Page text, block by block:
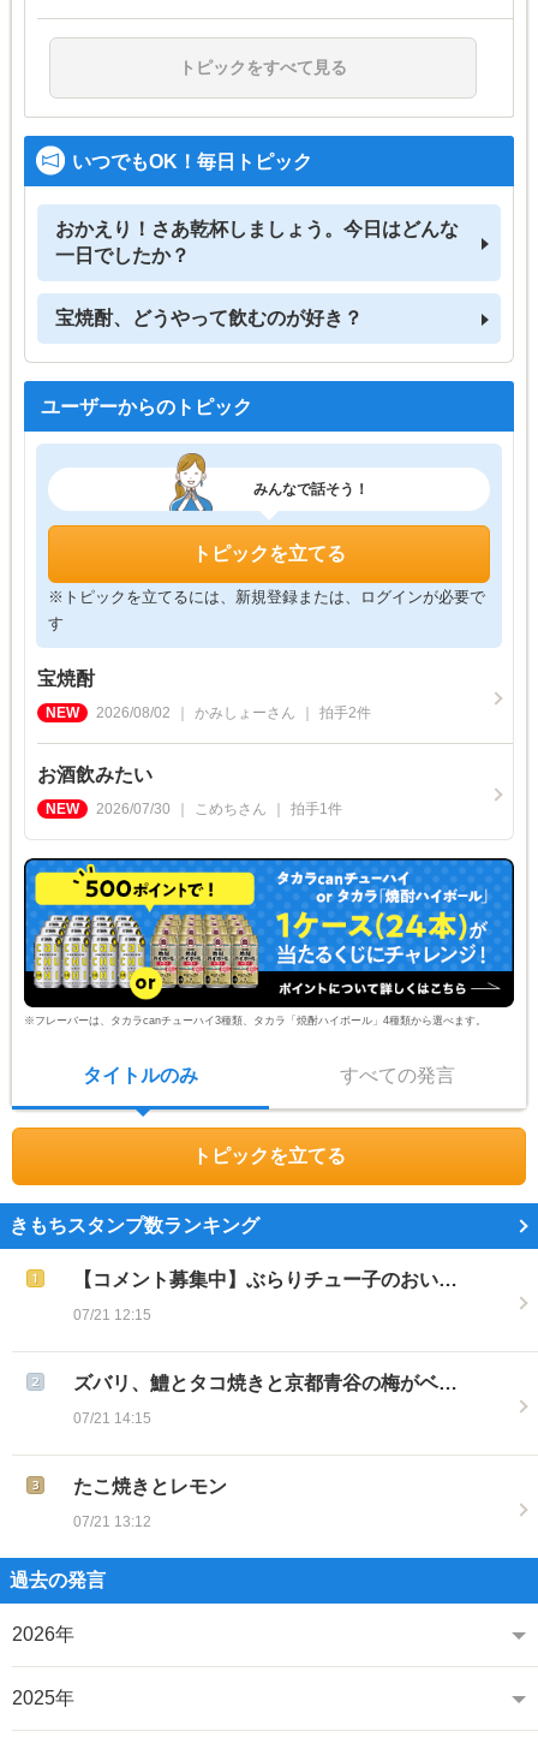
トピックをすべて見る
いつでもOK！毎日トピック
おかえり！さあ乾杯しましょう。今日はどんな
一日でしたか？
宝焼酎、どうやって飲むのが好き？
ユーザーからのトピック
みんなで話そう！
トピックを立てる
※トピックを立てるには、新規登録または、ログインが必要で
す
宝焼酎
2026/08/02 かみしょーさん 拍手2件
お酒飲みたい
2026/07/30 こめちさん 拍手1件
※フレーバーは、タカラcanチューハイ3種類、タカラ「焼酎ハイボール」4種類から選べます。
タイトルのみ すべての発言
トピックを立てる
きもちスタンプ数ランキング
【コメント募集中】ぶらりチュー子のおい…
07/21 12:15
ズバリ、鱧とタコ焼きと京都青谷の梅がベ…
07/21 14:15
たこ焼きとレモン
07/21 13:12
過去の発言
2026年
2025年